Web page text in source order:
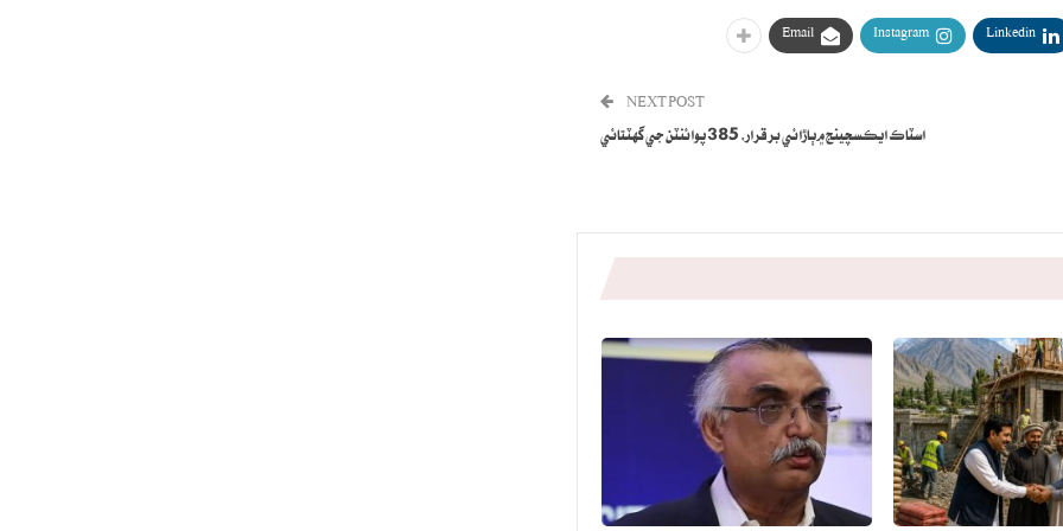
Linkedin
Instagram
Email
NEXT POST
اسٽاڪ ايڪسچينج ۾ٻاڙائي برقرار، 385 پوائنٽن جي گهٽتائي